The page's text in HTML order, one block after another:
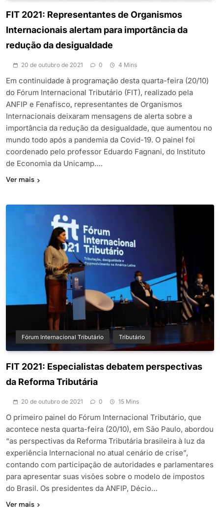
FIT 2021: Representantes de Organismos
Internacionais alertam para importância da
redução da desigualdade
20 de outubro de 2021 0 4 Mins
Em continuidade à programação desta quarta-feira (20/10)
do Fórum Internacional Tributário (FIT), realizado pela
ANFIP e Fenafisco, representantes de Organismos
Internacionais deixaram mensagens de alerta sobre a
importância da redução da desigualdade, que aumentou no
mundo todo após a pandemia da Covid-19. O painel foi
coordenado pelo professor Eduardo Fagnani, do Instituto
de Economia da Unicamp….
Ver mais
Fórum Internacional Tributário Tributário
FIT 2021: Especialistas debatem perspectivas
da Reforma Tributária
20 de outubro de 2021 0 15 Mins
O primeiro painel do Fórum Internacional Tributário, que
acontece nesta quarta-feira (20/10), em São Paulo, abordou
“as perspectivas da Reforma Tributária brasileira à luz da
experiência Internacional no atual cenário de crise”,
contando com participação de autoridades e parlamentares
para apresentar suas visões sobre o modelo de impostos
do Brasil. Os presidentes da ANFIP, Décio…
Ver mais